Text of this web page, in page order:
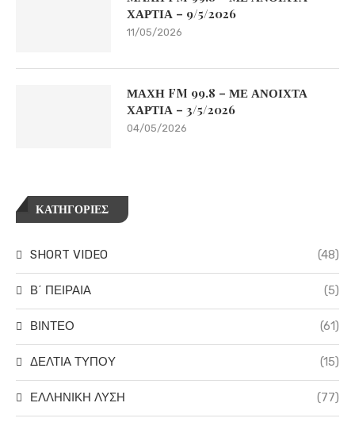
ΧΑΡΤΙΑ – 9/5/2026
11/05/2026
ΜΑΧΗ FM 99.8 – ΜΕ ΑΝΟΙΧΤΑ
ΧΑΡΤΙΑ – 3/5/2026
04/05/2026
ΚΑΤΗΓΟΡΙΕΣ
SHORT VIDEO (48)
Β΄ ΠΕΙΡΑΙΑ (5)
ΒΙΝΤΕΟ (61)
ΔΕΛΤΙΑ ΤΥΠΟΥ (15)
ΕΛΛΗΝΙΚΗ ΛΥΣΗ (77)